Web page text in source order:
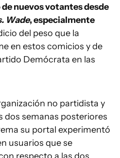
nuevos votantes desde
Wade, especialmente
del peso que la
en estos comicios y de
Demócrata en las
no partidista y
dos semanas posteriores
su portal experimentó
usuarios que se